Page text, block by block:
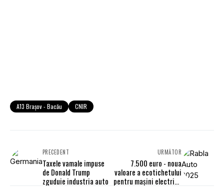
A13 Brașov - Bacău CNIR
PRECEDENT
Taxele vamale impuse
de Donald Trump
zguduie industria auto
URMĂTOR
7.500 euro - noua
valoare a ecotichetului
pentru mașini electrice